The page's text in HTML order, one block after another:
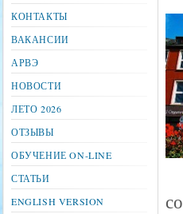
КОНТАКТЫ
ВАКАНСИИ
АРВЭ
НОВОСТИ
ЛЕТО 2026
ОТЗЫВЫ
ОБУЧЕНИЕ ON-LINE
СТАТЬИ
ENGLISH VERSION